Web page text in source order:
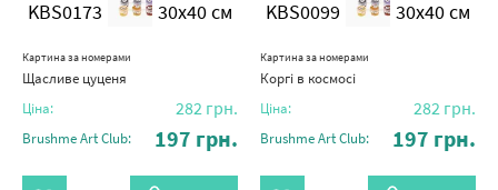
KBS0173 30x40 см
Картина за номерами
Щасливе цуценя
Ціна: 282 грн.
Brushme Art Club: 197 грн.
KBS0099 30x40 см
Картина за номерами
Коргі в космосі
Ціна: 282 грн.
Brushme Art Club: 197 грн.